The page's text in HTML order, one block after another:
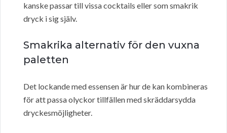
kanske passar till vissa cocktails eller som smakrik
dryck i sig själv.
Smakrika alternativ för den vuxna
paletten
Det lockande med essensen är hur de kan kombineras
för att passa olyckor tillfällen med skräddarsydda
dryckesmöjligheter.